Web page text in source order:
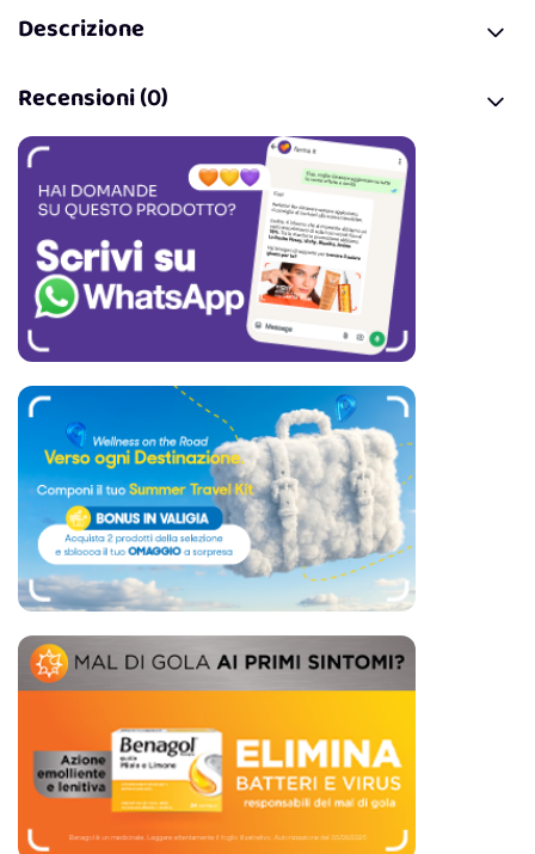
Descrizione
Recensioni (0)